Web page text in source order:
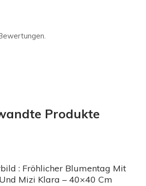
Produkte
: Fröhlicher Blumentag Mit
Mizi Klara – 40×40 Cm